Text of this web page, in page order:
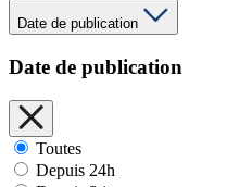
Date de publication
Date de publication
Toutes
Depuis 24h